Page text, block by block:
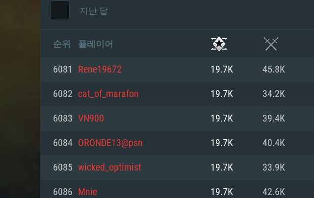
지난 달
순위 플레이어
6081 Rene19672 19.7K 45.8K
6082 cat_of_marafon 19.7K 34.2K
6083 VN900 19.7K 39.4K
6084 ORONDE13@psn 19.7K 40.4K
6085 wicked_optimist 19.7K 33.9K
6086 Mnie 19.7K 42.6K